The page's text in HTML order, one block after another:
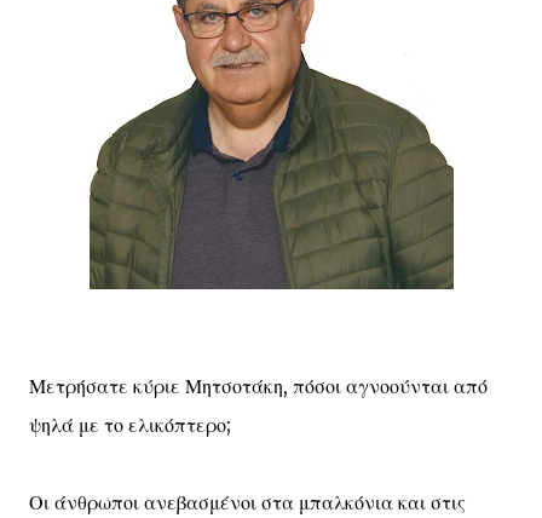
Μετρήσατε κύριε Μητσοτάκη, πόσοι αγνοούνται από
ψηλά με το ελικόπτερο;
Οι άνθρωποι ανεβασμένοι στα μπαλκόνια και στις